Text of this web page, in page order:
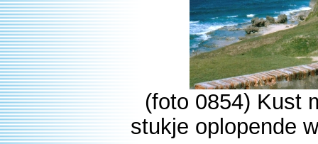
(foto 0854) Kust
stukje oplopende